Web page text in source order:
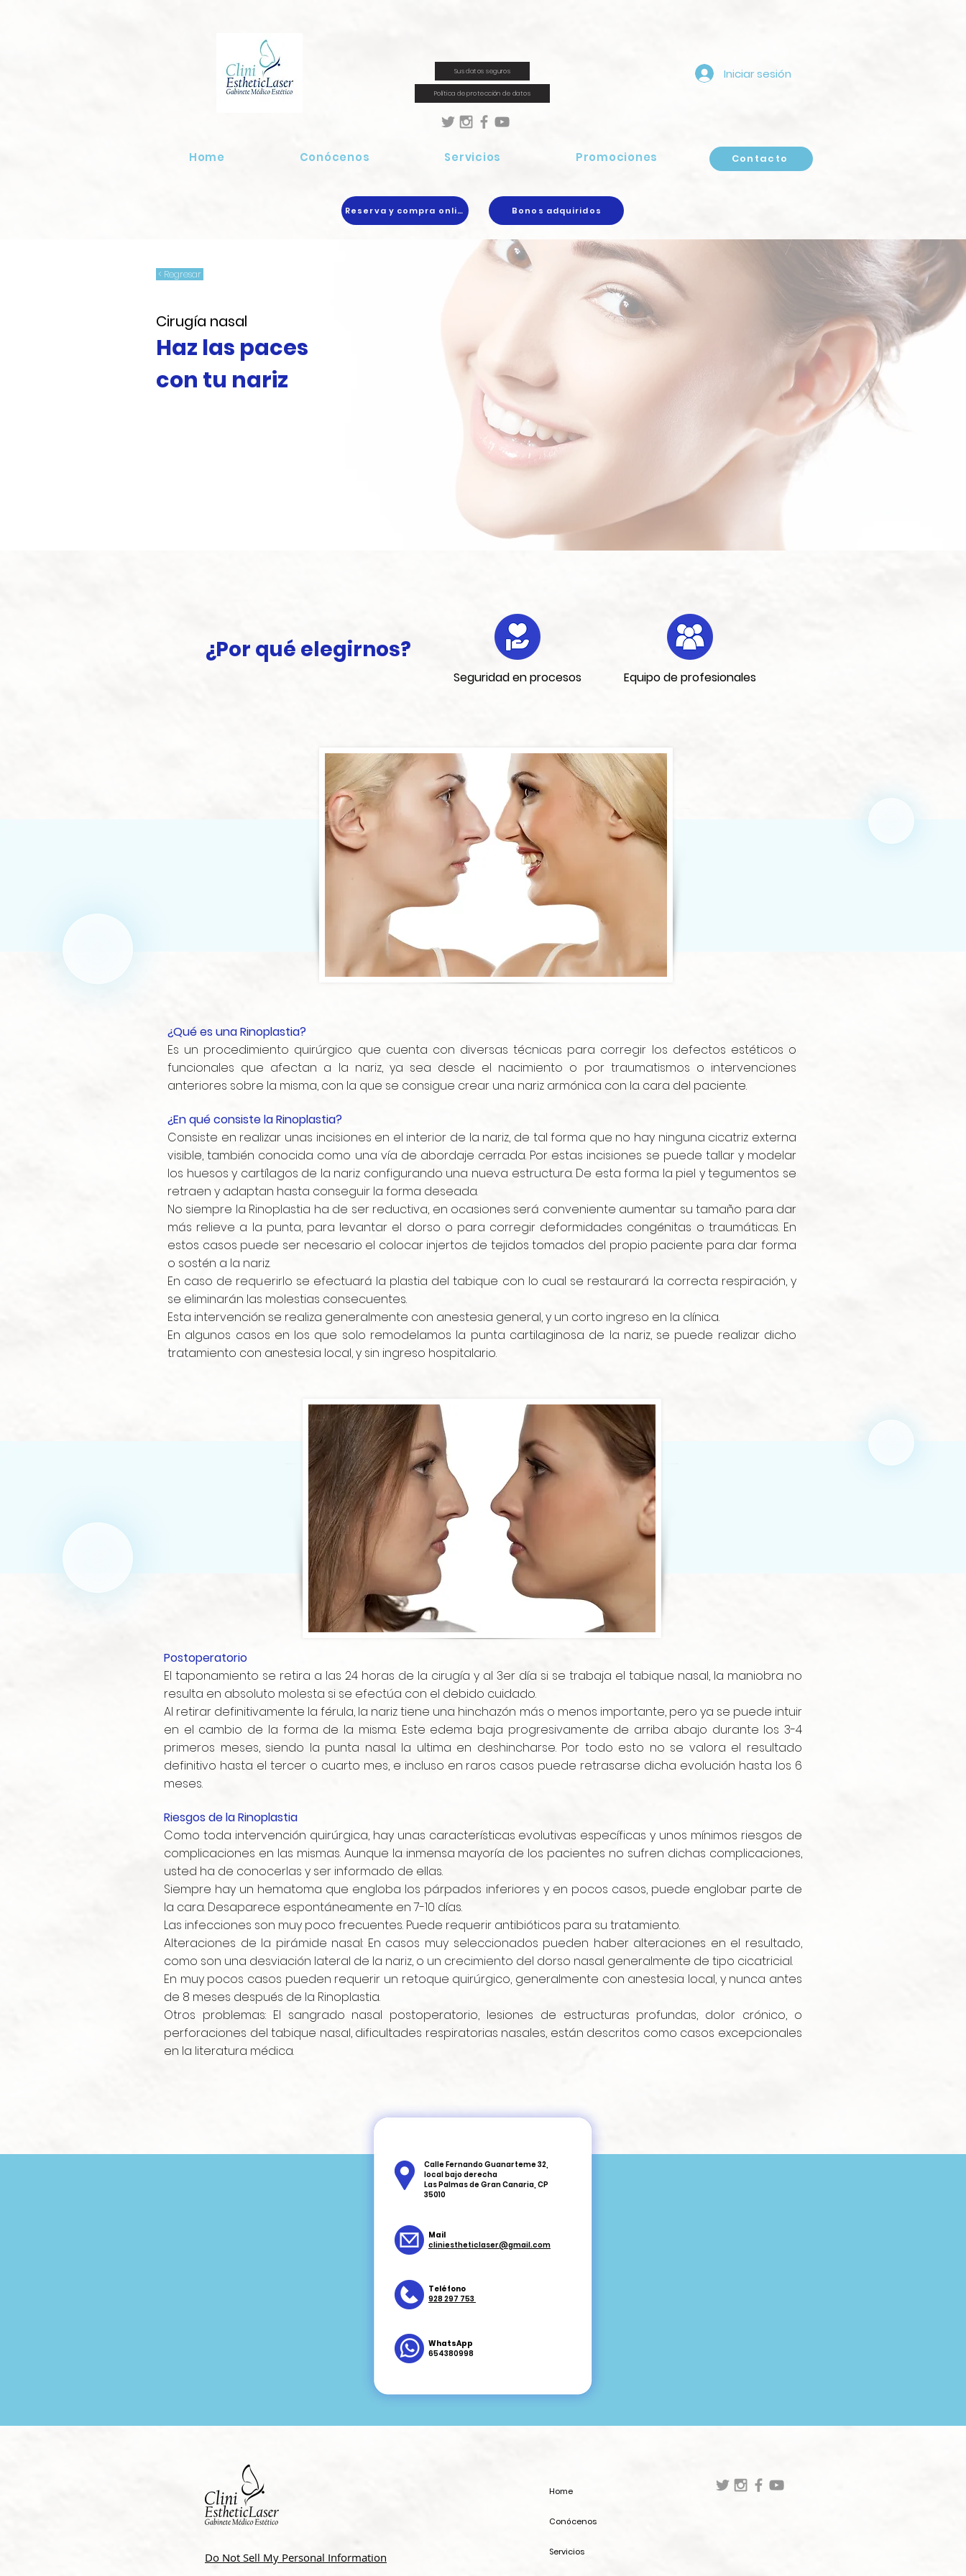
Sus datos seguros
Política de protección de datos
Iniciar sesión
Home Conócenos Servicios Promociones Contacto
Reserva y compra online Bonos adquiridos
< Regresar
Cirugía nasal
Haz las paces
con tu nariz
¿Por qué elegirnos?
Seguridad en procesos Equipo de profesionales
¿Qué es una Rinoplastia?
Es un procedimiento quirúrgico que cuenta con diversas técnicas para corregir los defectos estéticos o
funcionales que afectan a la nariz, ya sea desde el nacimiento o por traumatismos o intervenciones
anteriores sobre la misma, con la que se consigue crear una nariz armónica con la cara del paciente.
¿En qué consiste la Rinoplastia?
Consiste en realizar unas incisiones en el interior de la nariz, de tal forma que no hay ninguna cicatriz externa
visible, también conocida como una vía de abordaje cerrada. Por estas incisiones se puede tallar y modelar
los huesos y cartílagos de la nariz configurando una nueva estructura. De esta forma la piel y tegumentos se
retraen y adaptan hasta conseguir la forma deseada.
No siempre la Rinoplastia ha de ser reductiva, en ocasiones será conveniente aumentar su tamaño para dar
más relieve a la punta, para levantar el dorso o para corregir deformidades congénitas o traumáticas. En
estos casos puede ser necesario el colocar injertos de tejidos tomados del propio paciente para dar forma
o sostén a la nariz.
En caso de requerirlo se efectuará la plastia del tabique con lo cual se restaurará la correcta respiración, y
se eliminarán las molestias consecuentes.
Esta intervención se realiza generalmente con anestesia general, y un corto ingreso en la clínica.
En algunos casos en los que solo remodelamos la punta cartilaginosa de la nariz, se puede realizar dicho
tratamiento con anestesia local, y sin ingreso hospitalario.
Postoperatorio
El taponamiento se retira a las 24 horas de la cirugía y al 3er día si se trabaja el tabique nasal, la maniobra no
resulta en absoluto molesta si se efectúa con el debido cuidado.
Al retirar definitivamente la férula, la nariz tiene una hinchazón más o menos importante, pero ya se puede intuir
en el cambio de la forma de la misma. Este edema baja progresivamente de arriba abajo durante los 3-4
primeros meses, siendo la punta nasal la ultima en deshincharse. Por todo esto no se valora el resultado
definitivo hasta el tercer o cuarto mes, e incluso en raros casos puede retrasarse dicha evolución hasta los 6
meses.
Riesgos de la Rinoplastia
Como toda intervención quirúrgica, hay unas características evolutivas específicas y unos mínimos riesgos de
complicaciones en las mismas. Aunque la inmensa mayoría de los pacientes no sufren dichas complicaciones,
usted ha de conocerlas y ser informado de ellas.
Siempre hay un hematoma que engloba los párpados inferiores y en pocos casos, puede englobar parte de
la cara. Desaparece espontáneamente en 7-10 días.
Las infecciones son muy poco frecuentes. Puede requerir antibióticos para su tratamiento.
Alteraciones de la pirámide nasal: En casos muy seleccionados pueden haber alteraciones en el resultado,
como son una desviación lateral de la nariz, o un crecimiento del dorso nasal generalmente de tipo cicatricial.
En muy pocos casos pueden requerir un retoque quirúrgico, generalmente con anestesia local, y nunca antes
de 8 meses después de la Rinoplastia.
Otros problemas: El sangrado nasal postoperatorio, lesiones de estructuras profundas, dolor crónico, o
perforaciones del tabique nasal, dificultades respiratorias nasales, están descritos como casos excepcionales
en la literatura médica.
WhatsApp
654380998
Teléfono
928 297 753
Mail
cliniestheticlaser@gmail.com
Calle Fernando Guanarteme 32,
local bajo derecha
Las Palmas de Gran Canaria, CP
35010
Do Not Sell My Personal Information
Home
Conócenos
Servicios